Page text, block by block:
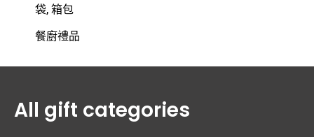
袋, 箱包
餐廚禮品
All gift categories